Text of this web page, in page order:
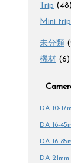
Trip (48)
Mini trip
未分類
機材 (6)
DA 10-
DA 16-
DA 16-
DA